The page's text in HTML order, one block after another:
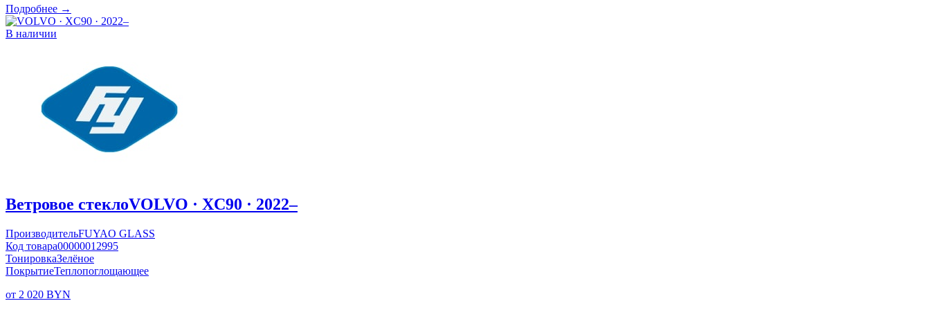
Подробнее →
В наличии
Ветровое стеклоVOLVO · XC90 · 2022–
ПроизводительFUYAO GLASS
Код товара00000012995
ТонировкаЗелёное
ПокрытиеТеплопоглощающее
от 2 020 BYN